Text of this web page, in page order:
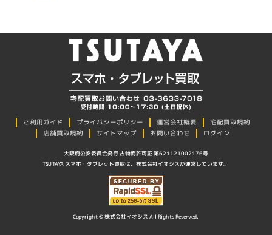
ご利用ガイド プライバシーポリシー 運営会社概要
宅配買取規約
店舗買取規約
サイトマップ お問い合わせ ログイン
大阪府公安委員会発行 古物商許可証 第621121002176号
TSUTAYA スマホ・タブレット買取は、株式会社イオシスが運営しています。
Copyright © 株式会社イオシス All Rights Reserved.